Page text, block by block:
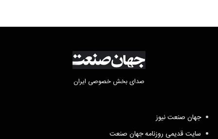
صدای بخش خصوصی ایران
جهان صنعت نیوز
سایت قدیمی روزنامه جهان صنعت